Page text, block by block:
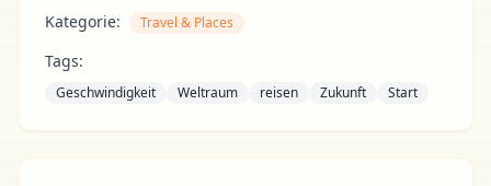
Kategorie: Travel & Places
Tags:
Geschwindigkeit Weltraum reisen Zukunft Start